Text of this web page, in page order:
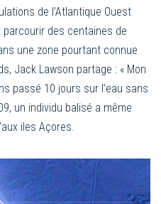
de l’Atlantique Ouest
des centaines de
une zone pourtant connue
Jack Lawson partage : « Mon
passé 10 jours sur l’eau sans
un individu balisé a même
iles Açores.